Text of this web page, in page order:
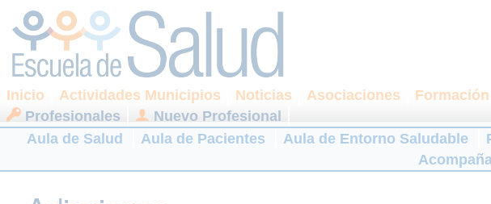
Inicio Actividades Municipios Noticias Asociaciones Formación
Profesionales
Nuevo Profesional
Aula de Salud
Aula de Pacientes Aula de Entorno Saludable